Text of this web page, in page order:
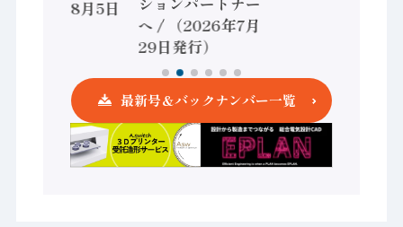
（2026年8月5日
へ / （2026年7月
29日発行）
最新号＆バックナンバー一覧